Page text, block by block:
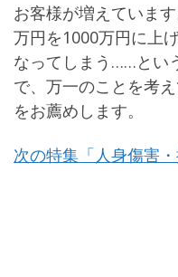
お客様が増えていま
万円を1000万円に上
なってしまう……とい
で、万一のことを考
をお薦めします。
次の特集「人身傷害